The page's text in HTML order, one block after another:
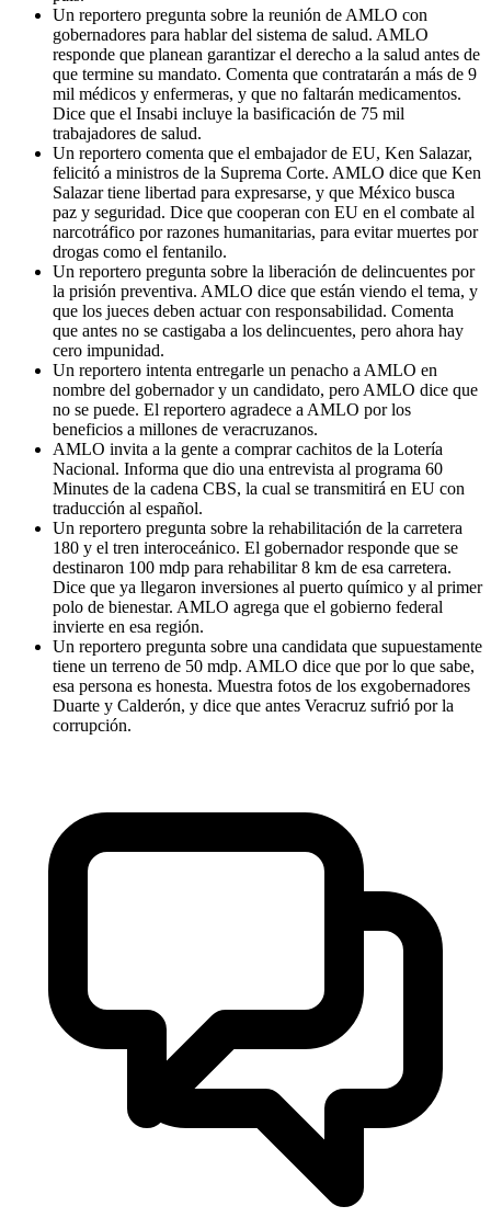
Un reportero pregunta sobre la reunión de AMLO con
gobernadores para hablar del sistema de salud. AMLO
responde que planean garantizar el derecho a la salud antes de
que termine su mandato. Comenta que contratarán a más de 9
mil médicos y enfermeras, y que no faltarán medicamentos.
Dice que el Insabi incluye la basificación de 75 mil
trabajadores de salud.
Un reportero comenta que el embajador de EU, Ken Salazar,
felicitó a ministros de la Suprema Corte. AMLO dice que Ken
Salazar tiene libertad para expresarse, y que México busca
paz y seguridad. Dice que cooperan con EU en el combate al
narcotráfico por razones humanitarias, para evitar muertes por
drogas como el fentanilo.
Un reportero pregunta sobre la liberación de delincuentes por
la prisión preventiva. AMLO dice que están viendo el tema, y
que los jueces deben actuar con responsabilidad. Comenta
que antes no se castigaba a los delincuentes, pero ahora hay
cero impunidad.
Un reportero intenta entregarle un penacho a AMLO en
nombre del gobernador y un candidato, pero AMLO dice que
no se puede. El reportero agradece a AMLO por los
beneficios a millones de veracruzanos.
AMLO invita a la gente a comprar cachitos de la Lotería
Nacional. Informa que dio una entrevista al programa 60
Minutes de la cadena CBS, la cual se transmitirá en EU con
traducción al español.
Un reportero pregunta sobre la rehabilitación de la carretera
180 y el tren interoceánico. El gobernador responde que se
destinaron 100 mdp para rehabilitar 8 km de esa carretera.
Dice que ya llegaron inversiones al puerto químico y al primer
polo de bienestar. AMLO agrega que el gobierno federal
invierte en esa región.
Un reportero pregunta sobre una candidata que supuestamente
tiene un terreno de 50 mdp. AMLO dice que por lo que sabe,
esa persona es honesta. Muestra fotos de los exgobernadores
Duarte y Calderón, y dice que antes Veracruz sufrió por la
corrupción.